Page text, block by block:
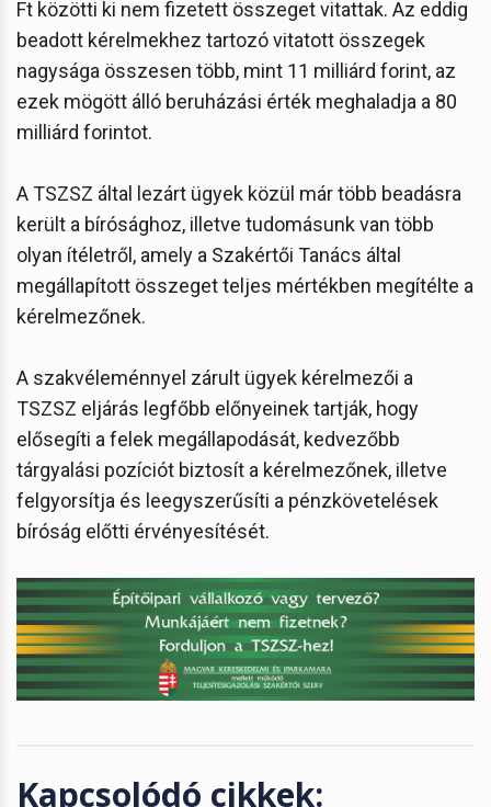
Ft közötti ki nem fizetett összeget vitattak. Az eddig
beadott kérelmekhez tartozó vitatott összegek
nagysága összesen több, mint 11 milliárd forint, az
ezek mögött álló beruházási érték meghaladja a 80
milliárd forintot.
A TSZSZ által lezárt ügyek közül már több beadásra
került a bírósághoz, illetve tudomásunk van több
olyan ítéletről, amely a Szakértői Tanács által
megállapított összeget teljes mértékben megítélte a
kérelmezőnek.
A szakvéleménnyel zárult ügyek kérelmezői a
TSZSZ eljárás legfőbb előnyeinek tartják, hogy
elősegíti a felek megállapodását, kedvezőbb
tárgyalási pozíciót biztosít a kérelmezőnek, illetve
felgyorsítja és leegyszerűsíti a pénzkövetelések
bíróság előtti érvényesítését.
Kapcsolódó cikkek: